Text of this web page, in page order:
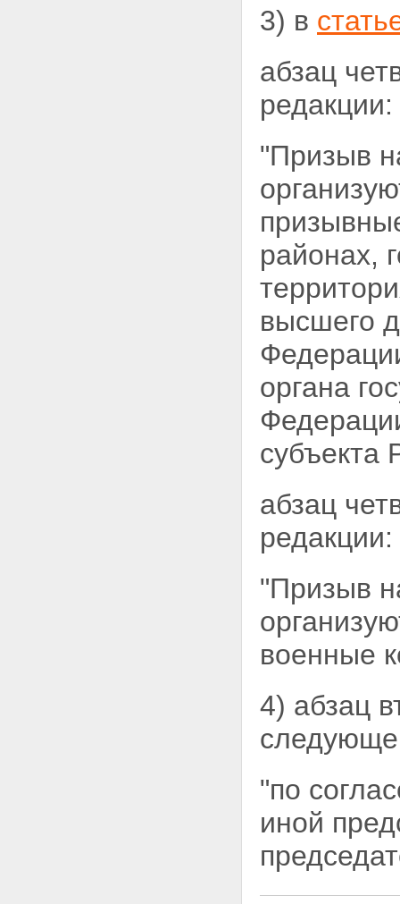
3) в
абзац
редакции:
"Призыв
районах,
высшего
органа
субъекта
абзац
редакции:
"Призыв
военные
4) абзац
"по
иной